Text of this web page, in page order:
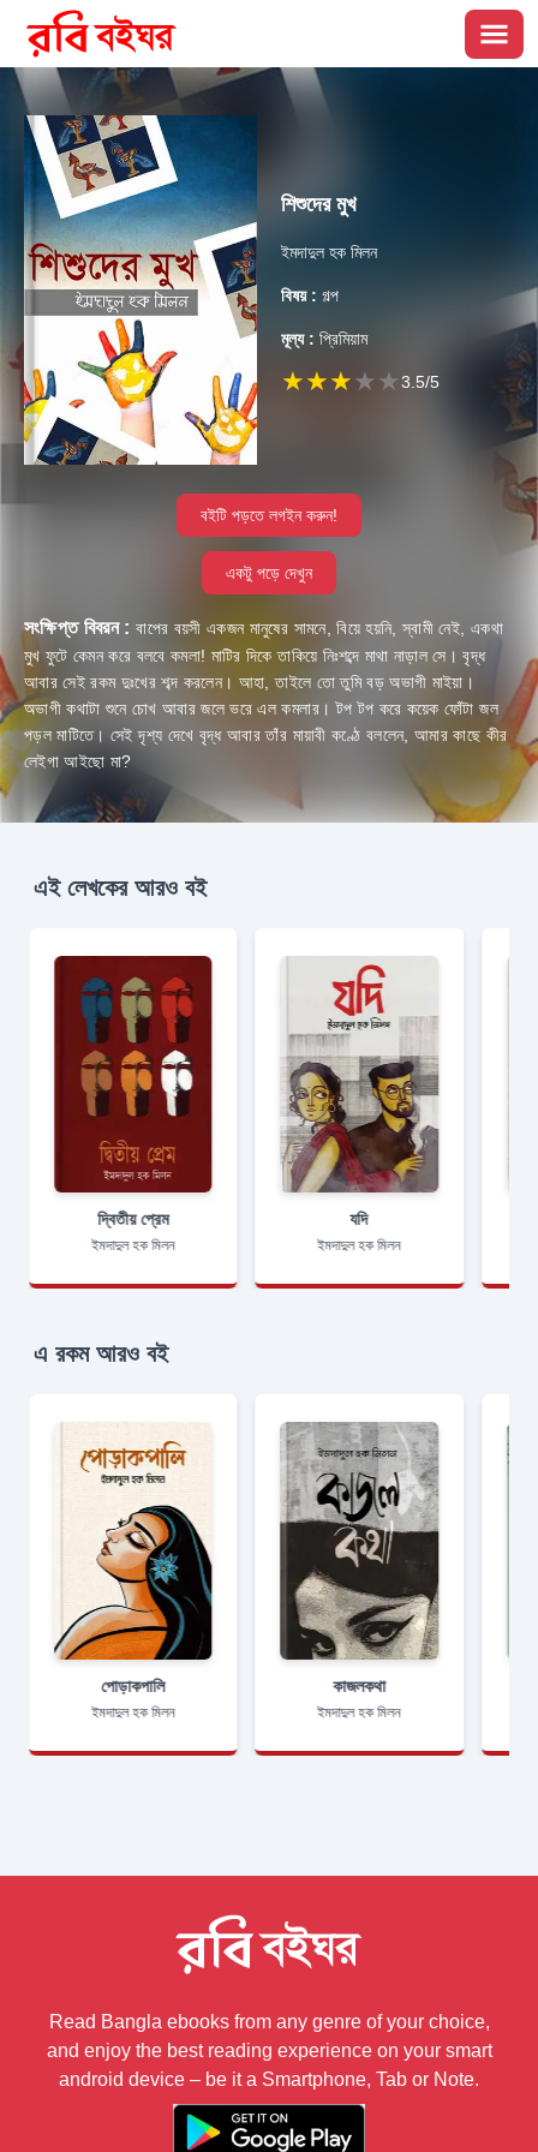
শিশুদের মুখ
ইমদাদুল হক মিলন
বিষয় : গল্প
মূল্য : প্রিমিয়াম
★★★★★3.5/5
বইটি পড়তে লগইন করুন!
একটু পড়ে দেখুন
সংক্ষিপ্ত বিবরন : বাপের বয়সী একজন মানুষের সামনে, বিয়ে হয়নি, স্বামী নেই, একথা
মুখ ফুটে কেমন করে বলবে কমলা! মাটির দিকে তাকিয়ে নিঃশব্দে মাথা নাড়াল সে। বৃদ্ধ
আবার সেই রকম দুঃখের শব্দ করলেন। আহা, তাইলে তো তুমি বড় অভাগী মাইয়া।
অভাগী কথাটা শুনে চোখ আবার জলে ভরে এল কমলার। টপ টপ করে কয়েক ফোঁটা জল
পড়ল মাটিতে। সেই দৃশ্য দেখে বৃদ্ধ আবার তাঁর মায়াবী কণ্ঠে বললেন, আমার কাছে কীর
লেইগা আইছো মা?
এই লেখকের আরও বই
দ্বিতীয় প্রেম
ইমদাদুল হক মিলন
যদি
ইমদাদুল হক মিলন
এ রকম আরও বই
পােড়াকপালি
ইমদাদুল হক মিলন
কাজলকথা
ইমদাদুল হক মিলন
Read Bangla ebooks from any genre of your choice,
and enjoy the best reading experience on your smart
android device – be it a Smartphone, Tab or Note.